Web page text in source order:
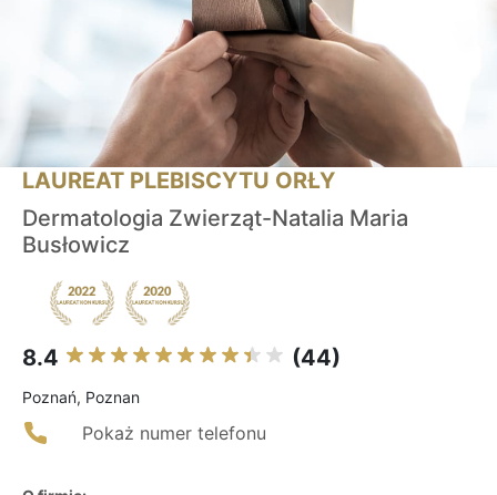
LAUREAT PLEBISCYTU ORŁY
Dermatologia Zwierząt-Natalia Maria
Busłowicz
8.4 (44)
Poznań, Poznan
Pokaż numer telefonu